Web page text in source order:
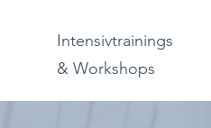
Intensivtrainings
& Workshops